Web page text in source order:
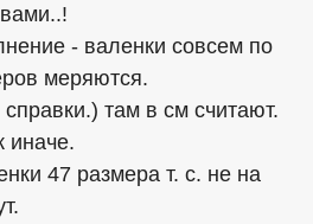
- валенки совсем по
меряются.
там в см считают.
иначе.
47 размера т. с. не на